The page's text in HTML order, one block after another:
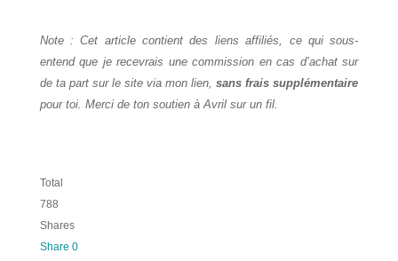
Note : Cet article contient des liens affiliés, ce qui sous-
entend que je recevrais une commission en cas d’achat sur
de ta part sur le site via mon lien,sans frais supplémentaire
pour toi. Merci de ton soutien à Avril sur un fil.
Total
788
Shares
Share 0